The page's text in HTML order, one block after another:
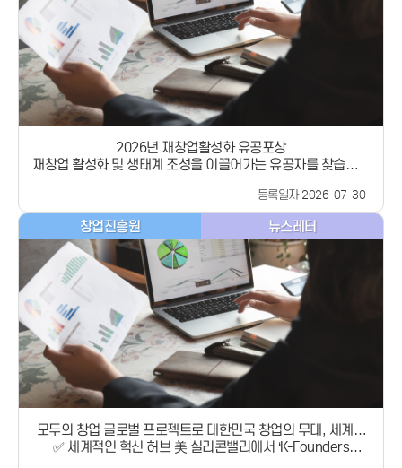
을 나누었습니다. 이에 브라질 대표단은 스타트업벤처 캠퍼스
(SVC)의 혁신 창업 생태계 지원 모델에 높은 관심을 보이며, 스
타트업벤처 캠퍼스(SVC) 등 한국의 정책 지원 노하우의 브라질
도입 의사를 적극 표명했습니다.노용석 중기부 제1차관은 “이번
브라질 중소기업부와의 양자 면담은 지난 2월 체결한 우리나라
와 브라질 간 중소기업 분야 양해각서를 바탕으로 양국 중소·벤
처기업 및 스타트업 지원정책의 협력 관계가 공고히 되는 계기
가 될 것”이라며,“우리 중소기업과 스타트업이 브라질을 비롯한
남미 시장에서 새로운 성장 동력을 확보할 수 있도록 실질적인
정책 지원을 아끼지 않겠다”고 밝혔습니다.#브라질순방 #스타
2026년 재창업활성화 유공포상
재창업 활성화 및 생태계 조성을 이끌어가는 유공자를 찾습니다
소벤처기업부장관 표창 12점 (재창업기업 부문 8점, 재창업 지
원 부문 4점) 지원부문 2개 부문(재창업기업 부문, 재창업 지원
에 기여한 공로가 있는 재창업기업의 대표(공고일 기준 업력 7
년 이내) 재창업 지원 부문 : 재창업 활성화 및 생태계 조성에 기
여한 공적이 있는 재창업 지원기관 소속 임직원 및 재창업 활성
화에 기여한자 접수방법 창업지원포털(www.k-
startup.go.kr)을 통한 온라인 신청 ※ 부문별 신청서류는 공고
문 참조 문의처 신청·접수 시스템(K-Startup) 문의 : 국번없이
1357 공모전 문의 : 창업진흥원 (044-410-1983, 1985) 모집
공고 바로가기 신청 세부자격 및 유공포상 관련 상세사항은 공
고문 확인 바랍니다 !
등록일자 2026-07-30
창업진흥원 뉴스레터
모두의 창업 글로벌 프로젝트로 대한민국 창업의 무대, 세계로
넓히다
✅ 세계적인 혁신 허브 美 실리콘밸리에서 ‘K-Founders